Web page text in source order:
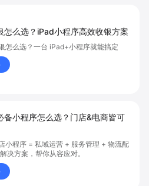
怎么选？iPad小程序高效收银方案
怎么选？一台 iPad+小程序就能搞定
备小程序怎么选？门店&电商皆可
小程序 = 私域运营 + 服务管理 + 物流配
决方案，帮你从容应对。